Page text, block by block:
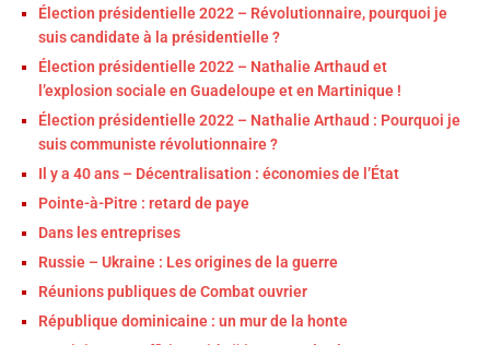
Élection présidentielle 2022 – Révolutionnaire, pourquoi je
suis candidate à la présidentielle ?
Élection présidentielle 2022 – Nathalie Arthaud et
l’explosion sociale en Guadeloupe et en Martinique !
Élection présidentielle 2022 – Nathalie Arthaud : Pourquoi je
suis communiste révolutionnaire ?
Il y a 40 ans – Décentralisation : économies de l’État
Pointe-à-Pitre : retard de paye
Dans les entreprises
Russie – Ukraine : Les origines de la guerre
Réunions publiques de Combat ouvrier
République dominicaine : un mur de la honte